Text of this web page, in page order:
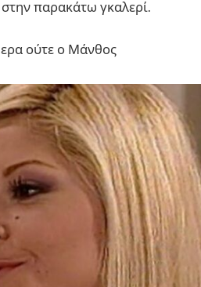
παρακάτω γκαλερί.
ούτε ο Μάνθος